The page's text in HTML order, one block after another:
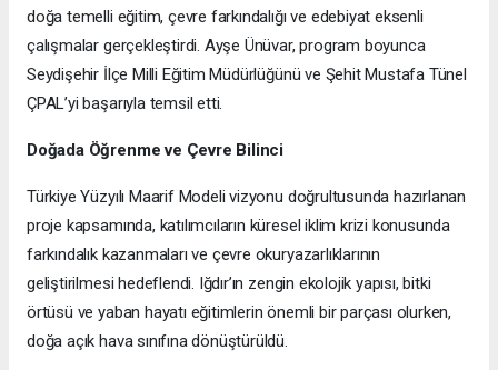
doğa temelli eğitim, çevre farkındalığı ve edebiyat eksenli
çalışmalar gerçekleştirdi. Ayşe Ünüvar, program boyunca
Seydişehir İlçe Milli Eğitim Müdürlüğünü ve Şehit Mustafa Tünel
ÇPAL’yi başarıyla temsil etti.
Doğada Öğrenme ve Çevre Bilinci
Türkiye Yüzyılı Maarif Modeli vizyonu doğrultusunda hazırlanan
proje kapsamında, katılımcıların küresel iklim krizi konusunda
farkındalık kazanmaları ve çevre okuryazarlıklarının
geliştirilmesi hedeflendi. Iğdır’ın zengin ekolojik yapısı, bitki
örtüsü ve yaban hayatı eğitimlerin önemli bir parçası olurken,
doğa açık hava sınıfına dönüştürüldü.